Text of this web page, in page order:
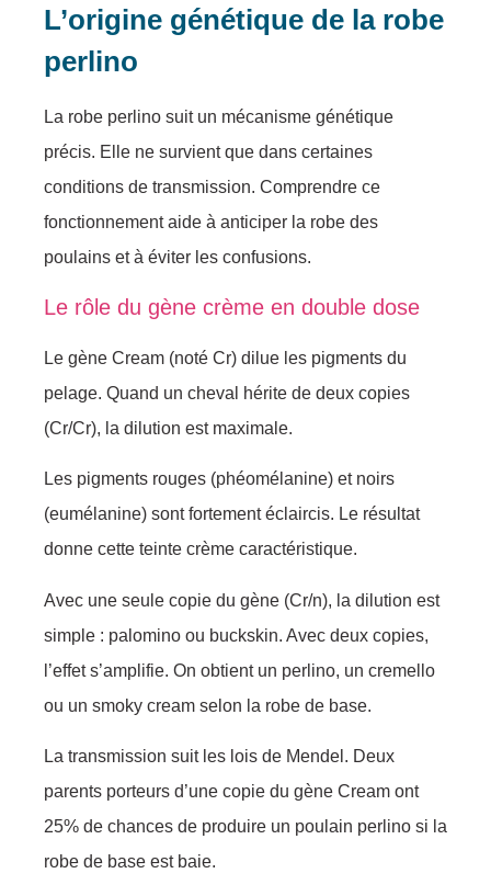
L’origine génétique de la robe
perlino
La robe perlino suit un mécanisme génétique
précis. Elle ne survient que dans certaines
conditions de transmission. Comprendre ce
fonctionnement aide à anticiper la robe des
poulains et à éviter les confusions.
Le rôle du gène crème en double dose
Le gène Cream (noté Cr) dilue les pigments du
pelage. Quand un cheval hérite de deux copies
(Cr/Cr), la dilution est maximale.
Les pigments rouges (phéomélanine) et noirs
(eumélanine) sont fortement éclaircis. Le résultat
donne cette teinte crème caractéristique.
Avec une seule copie du gène (Cr/n), la dilution est
simple : palomino ou buckskin. Avec deux copies,
l’effet s’amplifie. On obtient un perlino, un cremello
ou un smoky cream selon la robe de base.
La transmission suit les lois de Mendel. Deux
parents porteurs d’une copie du gène Cream ont
25% de chances de produire un poulain perlino si la
robe de base est baie.